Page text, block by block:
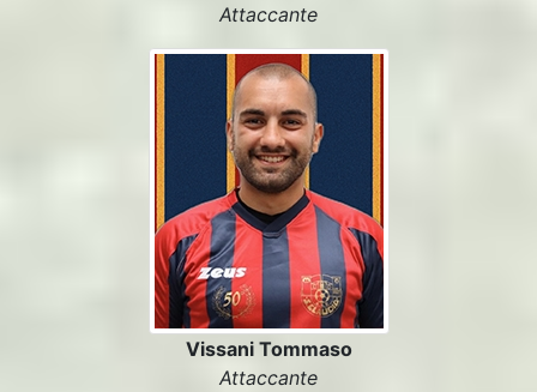
Attaccante
Vissani Tommaso
Attaccante